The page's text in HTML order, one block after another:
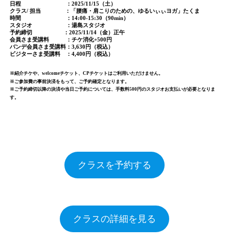
日程 ：2025/11/15（土）
クラス/ 担当 ：「腰痛・肩こりのための、ゆるいぃぃヨガ」たくま
時間 ：14:00-15:30（90min）
スタジオ ：湯島スタジオ
予約締切 ：2025/11/14（金）正午
会員さま受講料 ：チケ消化+500円
バンデ会員さま受講料：3,630円（税込）
ビジターさま受講料 ：4,400円（税込）
※紹介チケや、welcomeチケット、CPチケットはご利用いただけません。
※ご参加費の事前決済をもって、ご予約確定となります。
※ご予約締切以降の決済や当日ご予約については、手数料500円のスタジオお支払いが必要となりま
す。
クラスを予約する
クラスの詳細を見る